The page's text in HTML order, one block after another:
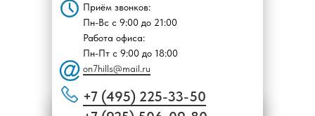
Приём звонков:
Пн-Вс с 9:00 до 21:00
Работа офиса:
Пн-Пт с 9:00 до 18:00
on7hills@mail.ru
+7 (495) 225-33-50